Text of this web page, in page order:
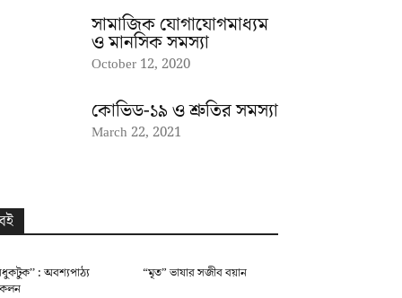
সামাজিক যোগাযোগমাধ্যম
ও মানসিক সমস্যা
October 12, 2020
কোভিড-১৯ ও শ্রুতির সমস্যা
March 22, 2021
: অবশ্যপাঠ্য
“মৃত” ভাষার সজীব বয়ান